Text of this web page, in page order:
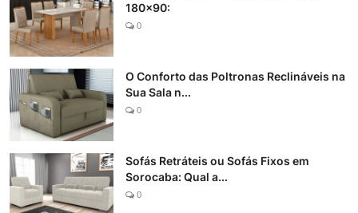
180x90:
0
O Conforto das Poltronas Reclináveis na
Sua Sala n...
0
Sofás Retráteis ou Sofás Fixos em
Sorocaba: Qual a...
0